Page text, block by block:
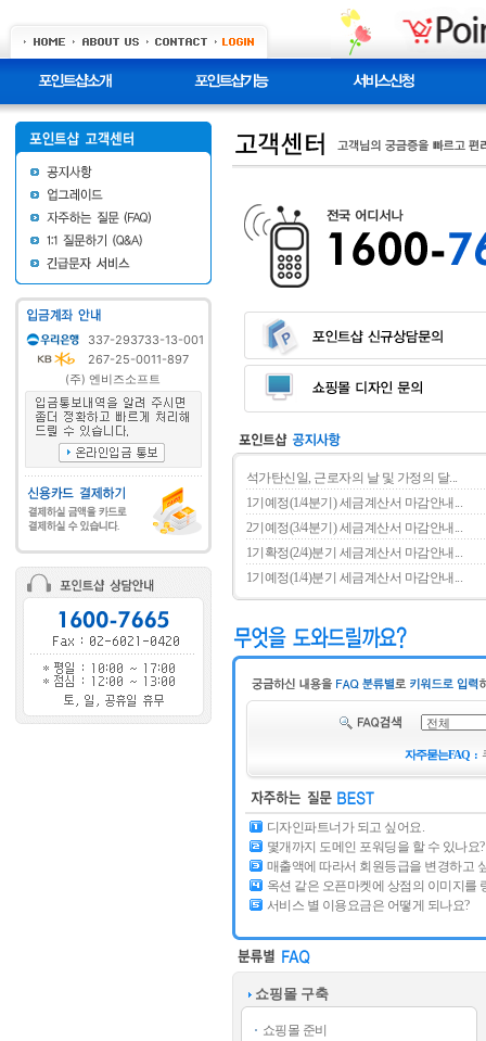
337-293733-13-001
267-25-0011-897
(주) 엔비즈소프트
석가탄신일, 근로자의 날 및 가정의 달...
1기예정(1/4분기) 세금계산서 마감안내...
2기예정(3/4분기) 세금계산서 마감안내...
1기확정(2/4)분기 세금계산서 마감안내...
1기예정(1/4)분기 세금계산서 마감안내...
자주묻는FAQ :
디자인파트너가 되고 싶어요.
몇개까지 도메인 포워딩을 할 수 있나요?
매출액에 따라서 회원등급을 변경하고
옥션 같은 오픈마켓에 상점의 이미지를
서비스 별 이용요금은 어떻게 되나요?
쇼핑몰 구축
쇼핑몰 준비